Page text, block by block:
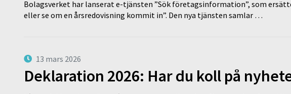
Bolagsverket har lanserat e-tjänsten ”Sök företagsinformation”, som
eller se om en årsredovisning kommit in”. Den nya tjänsten samlar …
13 mars 2026
Deklaration 2026: Har du koll på